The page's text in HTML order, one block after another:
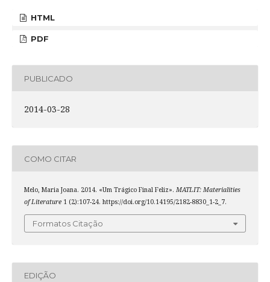
HTML
PDF
PUBLICADO
2014-03-28
COMO CITAR
Melo, Maria Joana. 2014. «Um Trágico Final Feliz». MATLIT: Materialities
of Literature1 (2):107-24. https://doi.org/10.14195/2182-8830_1-2_7.
Formatos Citação
EDIÇÃO